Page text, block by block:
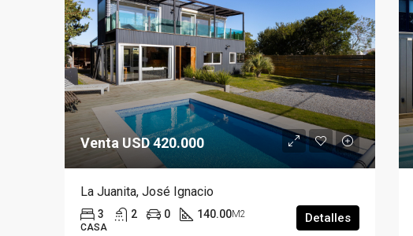
Venta USD 420.000
La Juanita, José Ignacio
3 2 0 140.00M2
CASA
Detalles